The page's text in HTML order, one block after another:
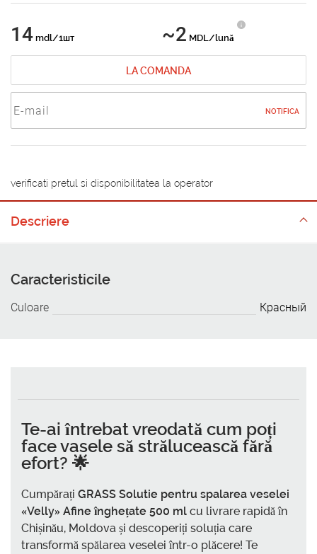
14 mdl/1шт ~2 MDL/lună
LA COMANDA
NOTIFICA
verificati pretul si disponibilitatea la operator
Descriere
Caracteristicile
Culoare Красный
Te-ai întrebat vreodată cum poți
face vasele să strălucească fără
efort? 🌟
Cumpărați GRASS Solutie pentru spalarea veselei
«Velly» Afine înghețate 500 ml cu livrare rapidă în
Chișinău, Moldova și descoperiți soluția care
transformă spălarea veselei într-o plăcere! Te